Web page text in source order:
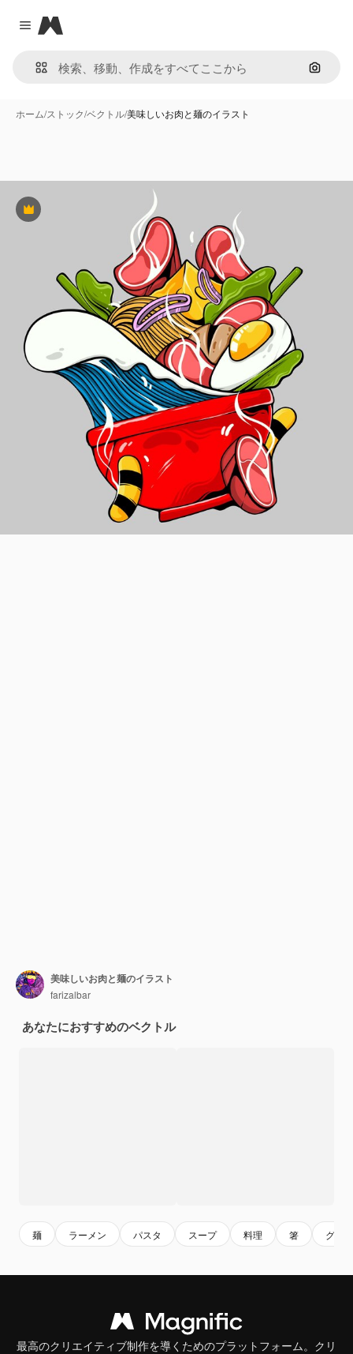
Close menu
Magnific
画像で
ホーム/ストック/ベクトル/美味しいお肉と麺のイラスト
Premium
美味しいお肉と麺のイラスト
farizalbar
あなたにおすすめのベクトル
麺 ラーメン パスタ スープ 料理 箸 グルメ
最高のクリエイティブ制作を導くためのプラットフォーム。クリ